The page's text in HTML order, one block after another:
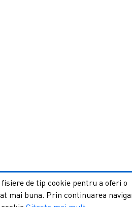
de tip cookie pentru a oferi o
mai buna. Prin continuarea